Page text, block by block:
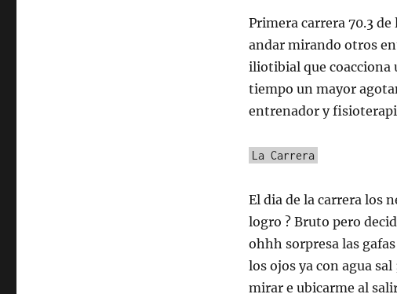
Primera carrera 70.3
andar mirando otros
iliotibial que coacciona
tiempo un mayor
entrenador y
La Carrera
El dia de la carrera los
logro ? Bruto pero
ohhh sorpresa las
los ojos ya con agua
mirar e ubicarme al